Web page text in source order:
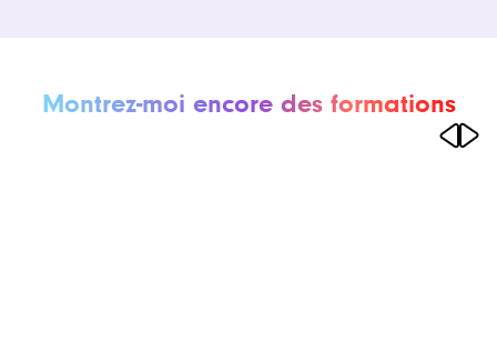
Montrez-moi encore des formations